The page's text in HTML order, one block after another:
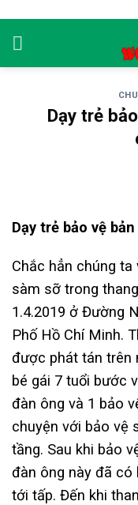
content
Dạy trẻ
Dạy trẻ bảo vệ
Chắc hẳn chúng
sàm sỡ trong
1.4.2019 ở Đường
Phố Hồ Chí Minh.
được phát tán trên
bé gái 7 tuổi bước
đàn ông và 1 bảo
chuyện với bảo vệ
tầng. Sau khi bảo
đàn ông này đã có
tới tấp. Đến khi